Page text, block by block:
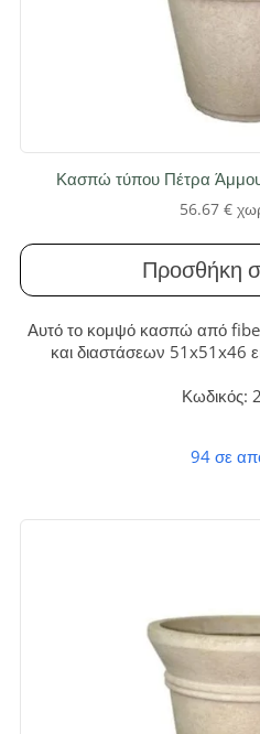
Κασπώ τύπου Πέτρα
56.67 €
Προσθήκη
Αυτό το κομψό κασπώ από
και διαστάσεων 51x51x46
αναβαθμίσετε κάθε εσωτερικό
Κωδικός:
94 σε